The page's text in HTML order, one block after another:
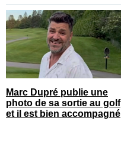
Marc Dupré publie une
photo de sa sortie au golf
et il est bien accompagné